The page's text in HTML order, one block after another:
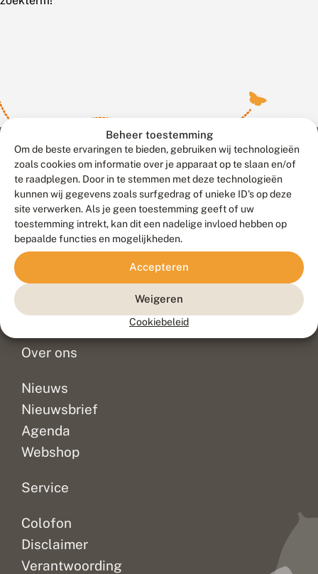
Beheer toestemming
Om de beste ervaringen te bieden, gebruiken wij technologieën
zoals cookies om informatie over je apparaat op te slaan en/of
te raadplegen. Door in te stemmen met deze technologieën
kunnen wij gegevens zoals surfgedrag of unieke ID's op deze
site verwerken. Als je geen toestemming geeft of uw
toestemming intrekt, kan dit een nadelige invloed hebben op
bepaalde functies en mogelijkheden.
Accepteren
Weigeren
Cookiebeleid
Contact
Veelgestelde vragen
Doneer
Over ons
Nieuws
Nieuwsbrief
Agenda
Webshop
Service
Colofon
Disclaimer
Verantwoording
Meld waarnemingen© 2026 Vlinderstichting
Duurzaam ontwikkeld door
Go2People
, ontworpen door
Blue Field Agency
Privacy
Disclaimer
Sitemap